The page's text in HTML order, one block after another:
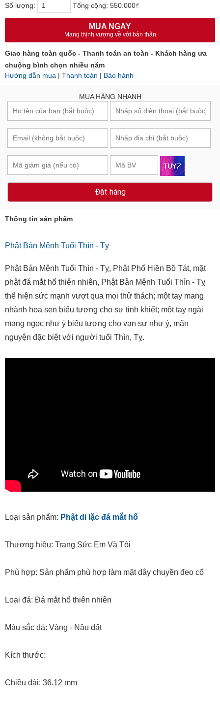
Số lượng:
Tổng cộng: 550.000₫
MUA NGAY
Mang thịnh vượng về với bản thân
Giao hàng toàn quốc - Thanh toán an toàn - Khách hàng ưa
chuộng bình chọn nhiều năm
Hướng dẫn mua | Thanh toán | Bảo hành
MUA HÀNG NHANH
Đặt hàng
Thông tin sản phẩm
Phật Bản Mệnh Tuổi Thìn - Tỵ
Phật Bản Mệnh Tuổi Thìn - Tỵ, Phật Phổ Hiền Bồ Tát, mặt
phật đá mắt hổ thiên nhiên, Phật Bản Mệnh Tuổi Thìn - Tỵ
thể hiện sức mạnh vượt qua mọi thử thách; một tay mang
nhành hoa sen biểu tượng cho sự tinh khiết; một tay ngài
mang ngọc như ý biểu tượng cho vạn sự như ý, mãn
nguyện đặc biệt với người tuổi Thìn, Tỵ.
Loại sản phẩm: Phật di lặc đá mắt hổ
Thương hiệu: Trang Sức Em Và Tôi
Phù hợp: Sản phẩm phù hợp làm mặt dây chuyền đeo cổ
Loại đá: Đá mắt hổ thiên nhiên
Màu sắc đá: Vàng - Nâu đất
Kích thước:
Chiều dài: 36.12 mm